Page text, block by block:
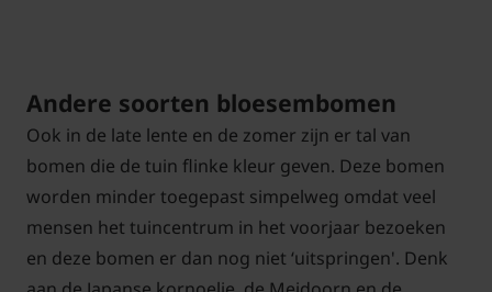
Andere soorten bloesembomen
Ook in de late lente en de zomer zijn er tal van
bomen die de tuin flinke kleur geven. Deze bomen
worden minder toegepast simpelweg omdat veel
mensen het tuincentrum in het voorjaar bezoeken
en deze bomen er dan nog niet ‘uitspringen'. Denk